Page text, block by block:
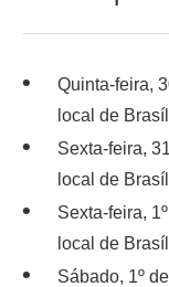
Quinta-feira,
local de
Sexta-feira,
local de
Sexta-feira,
local de
Sábado, 1º